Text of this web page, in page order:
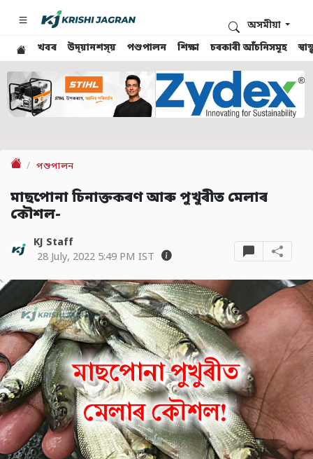
খবৰ উদ্য়ানশস্য় পশুপালন শিক্ষা চৰকাৰী আঁচনিসমূহ
অসমীয়া
পশুপালন
মাছপোনা চিনাক্তকৰণ আৰু পুখুৰীত মেলাৰ
কৌশল-
KJ Staff
28 July, 2022 5:49 PM IST